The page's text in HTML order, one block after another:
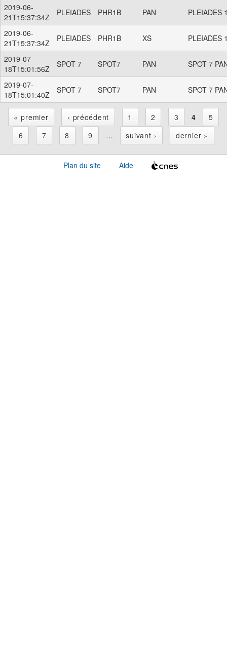
2019-06-
21T15:37:34Z
PLEIADES PHR1B PAN PLEIADES
2019-06-
21T15:37:34Z
PLEIADES PHR1B XS PLEIADES
2019-07-
18T15:01:56Z
SPOT 7 SPOT7 PAN SPOT 7
2019-07-
18T15:01:40Z
SPOT 7 SPOT7 PAN SPOT 7
P
« premier ‹ précédent 1 2 3 4
5
6
7 8 9 … suivant › dernier »
Plan du site Aide